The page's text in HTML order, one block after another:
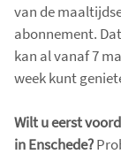
van de
abonnement.
kan al vanaf 7
week kunt
Wilt u eerst
in Enschede?